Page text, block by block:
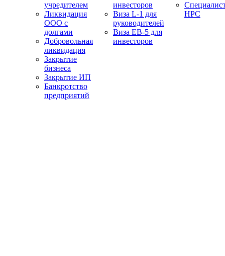
учредителем
Ликвидация
ООО с
долгами
Добровольная
ликвидация
Закрытие
бизнеса
Закрытие ИП
Банкротство
предприятий
инвесторов
Виза L-1 для
руководителей
Виза EB-5 для
инвесторов
НРС